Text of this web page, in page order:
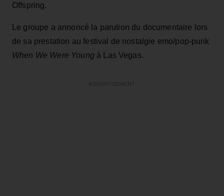
Offspring.
Le groupe a annoncé la parution du documentaire lors
de sa prestation au festival de nostalgie emo/pop-punk
When We Were Youngà Las Vegas.